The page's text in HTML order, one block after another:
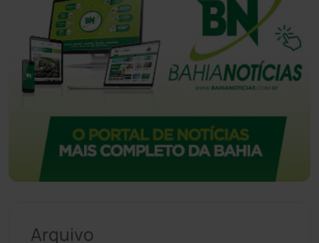
Arquivo